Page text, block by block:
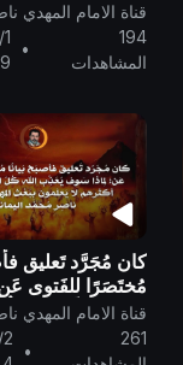
الحَرارة
القُطْب الشَّماليّ
194
المشاهدات
•
9
كان مُجَرَّد تَعليق
مُختَصَرًا للفَتوى
سَوف يُعَذِّب الله
261
•